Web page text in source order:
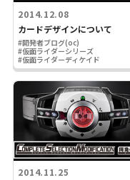
2014.12.08
カードデザインについて
#開発者ブログ(oc)
#仮面ライダーシリーズ
#仮面ライダーディケイド
2014.11.25